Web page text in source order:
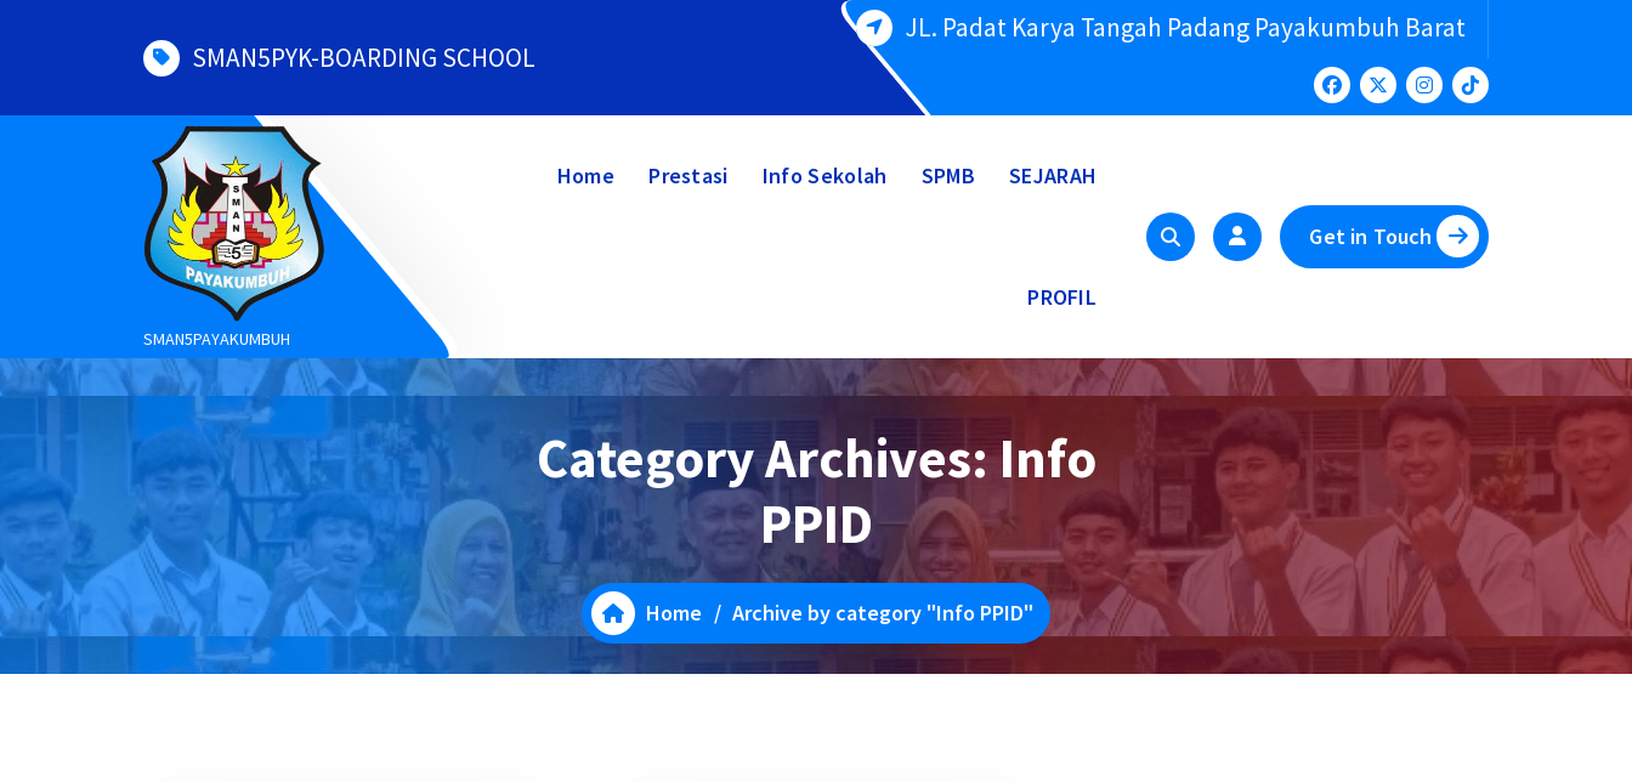
SMAN5PYK-BOARDING SCHOOL
JL. Padat Karya Tangah Padang Payakumbuh Barat
SMAN5PAYAKUMBUH
Home Prestasi Info Sekolah SPMB SEJARAH
PROFIL
Get in Touch
Category Archives: Info
PPID
Home / Archive by category "Info PPID"